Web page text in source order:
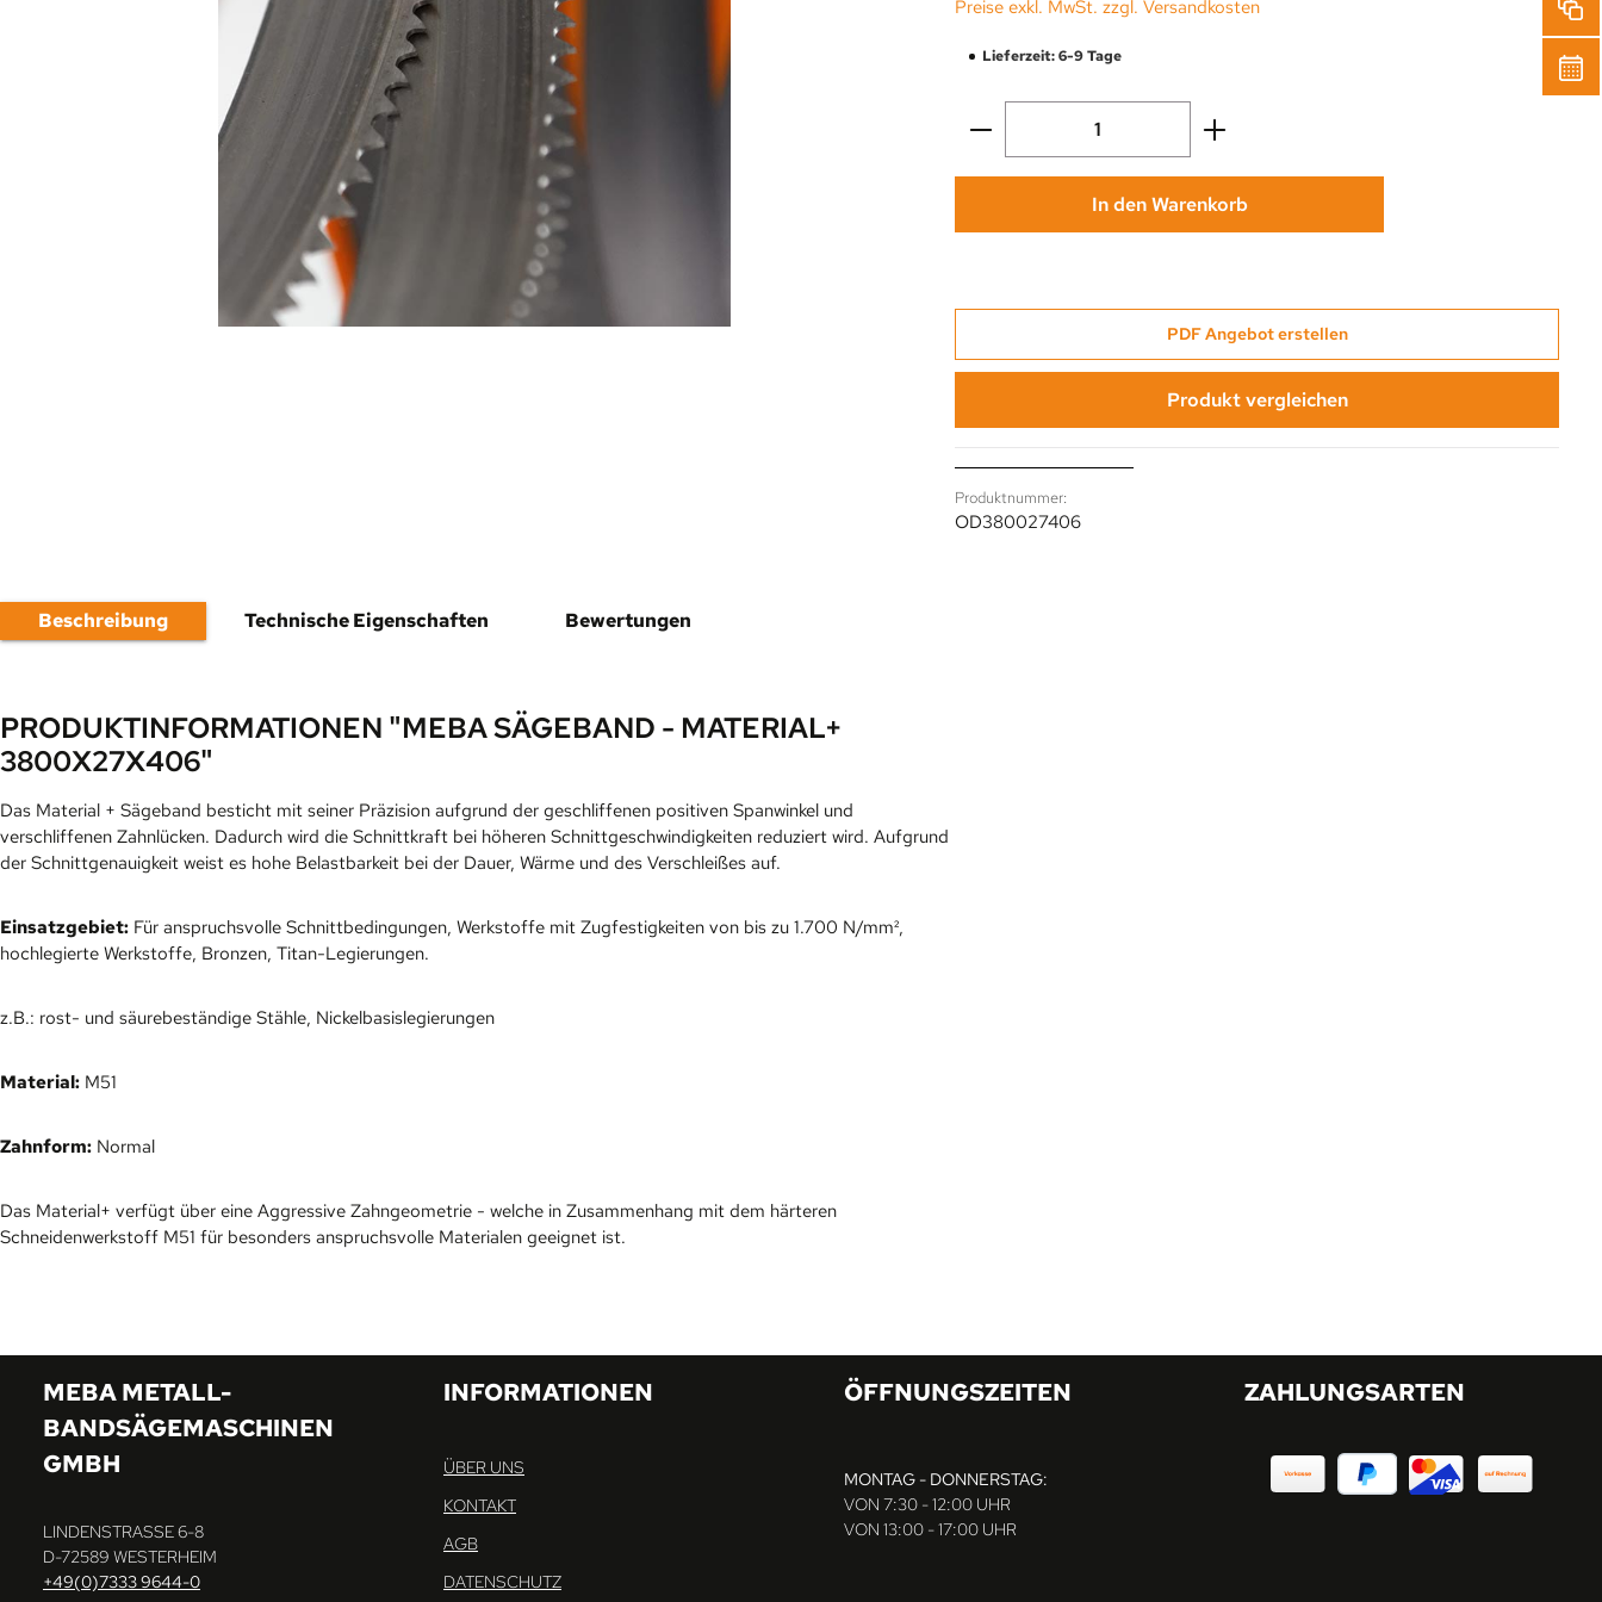
Preise exkl. MwSt. zzgl. Versandkosten
Lieferzeit: 6-9 Tage
Produkt Anzahl: Gib den gewünschten Wert ein
In den Warenkorb
PDF Angebot erstellen
Produkt vergleichen
Produktnummer:
OD380027406
Beschreibung Technische Eigenschaften Bewertungen
PRODUKTINFORMATIONEN "MEBA SÄGEBAND - MATERIAL+
3800X27X406"
Das Material + Sägeband besticht mit seiner Präzision aufgrund der geschliffenen positiven Spanwinkel und
verschliffenen Zahnlücken. Dadurch wird die Schnittkraft bei höheren Schnittgeschwindigkeiten reduziert wird. Aufgrund
der Schnittgenauigkeit weist es hohe Belastbarkeit bei der Dauer, Wärme und des Verschleißes auf.
Einsatzgebiet: Für anspruchsvolle Schnittbedingungen, Werkstoffe mit Zugfestigkeiten von bis zu 1.700 N/mm²,
hochlegierte Werkstoffe, Bronzen, Titan-Legierungen.
z.B.: rost- und säurebeständige Stähle, Nickelbasislegierungen
Material: M51
Zahnform: Normal
Das Material+ verfügt über eine Aggressive Zahngeometrie - welche in Zusammenhang mit dem härteren
Schneidenwerkstoff M51 für besonders anspruchsvolle Materialen geeignet ist.
MEBA METALL-
BANDSÄGEMASCHINEN
GMBH
LINDENSTRASSE 6-8
D-72589 WESTERHEIM
+49(0)7333 9644-0
INFORMATIONEN
ÜBER UNS
KONTAKT
AGB
DATENSCHUTZ
ÖFFNUNGSZEITEN
MONTAG - DONNERSTAG:
VON 7:30 - 12:00 UHR
VON 13:00 - 17:00 UHR
ZAHLUNGSARTEN